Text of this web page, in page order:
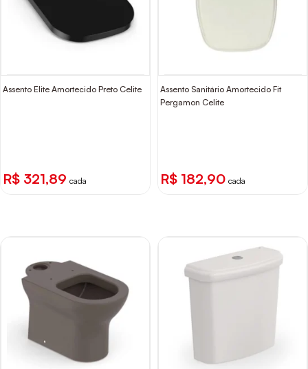
Assento Elite Amortecido Preto Celite
R$ 321,89 cada
Assento Sanitário Amortecido Fit
Pergamon Celite
R$ 182,90 cada